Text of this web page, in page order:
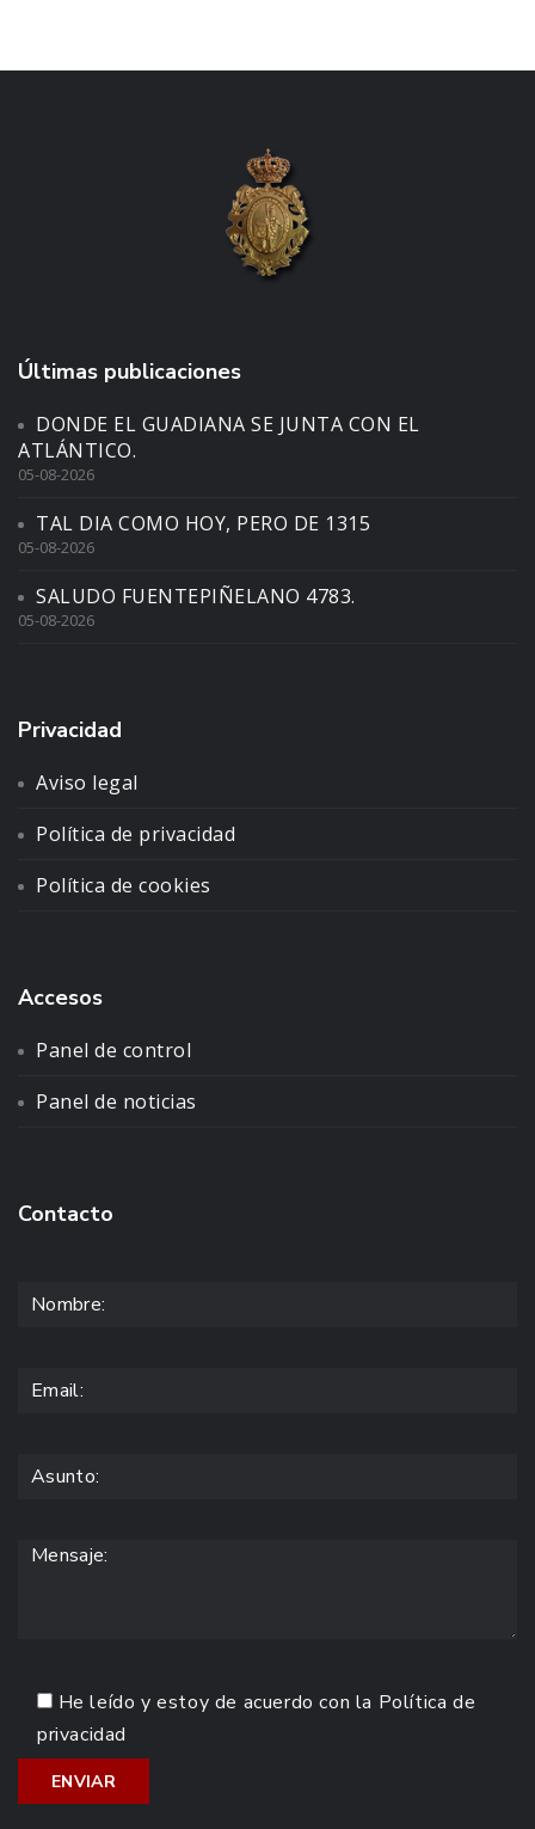
Últimas publicaciones
DONDE EL GUADIANA SE JUNTA CON EL
ATLÁNTICO.
05-08-2026
TAL DIA COMO HOY, PERO DE 1315
05-08-2026
SALUDO FUENTEPIÑELANO 4783.
05-08-2026
Privacidad
Aviso legal
Política de privacidad
Política de cookies
Accesos
Panel de control
Panel de noticias
Contacto
He leído y estoy de acuerdo con la Política de
privacidad